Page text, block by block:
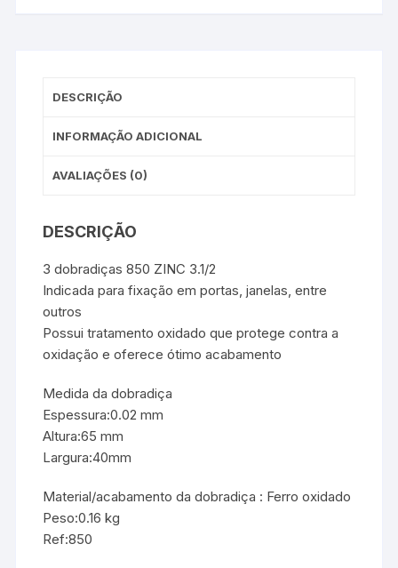
DESCRIÇÃO
INFORMAÇÃO ADICIONAL
AVALIAÇÕES (0)
DESCRIÇÃO
3 dobradiças 850 ZINC 3.1/2
Indicada para fixação em portas, janelas, entre
outros
Possui tratamento oxidado que protege contra a
oxidação e oferece ótimo acabamento
Medida da dobradiça
Espessura:0.02 mm
Altura:65 mm
Largura:40mm
Material/acabamento da dobradiça : Ferro oxidado
Peso:0.16 kg
Ref:850